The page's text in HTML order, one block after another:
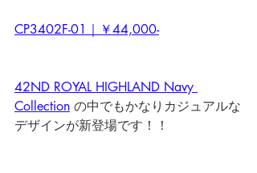
CP3402F-01｜￥44,000-
42ND ROYAL HIGHLAND Navy
Collection の中でもかなりカジュアルな
デザインが新登場です！！